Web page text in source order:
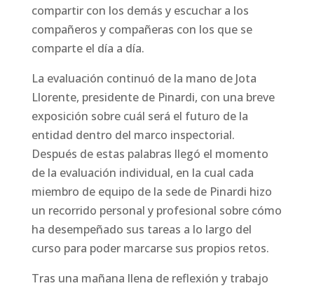
compartir con los demás y escuchar a los
compañeros y compañeras con los que se
comparte el día a día.
La evaluación continuó de la mano de Jota
Llorente, presidente de Pinardi, con una breve
exposición sobre cuál será el futuro de la
entidad dentro del marco inspectorial.
Después de estas palabras llegó el momento
de la evaluación individual, en la cual cada
miembro de equipo de la sede de Pinardi hizo
un recorrido personal y profesional sobre cómo
ha desempeñado sus tareas a lo largo del
curso para poder marcarse sus propios retos.
Tras una mañana llena de reflexión y trabajo